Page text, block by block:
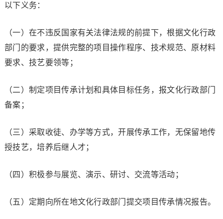
以下义务：
（一）在不违反国家有关法律法规的前提下，根据文化行政
部门的要求，提供完整的项目操作程序、技术规范、原材料
要求、技艺要领等；
（二）制定项目传承计划和具体目标任务，报文化行政部门
备案；
（三）采取收徒、办学等方式，开展传承工作，无保留地传
授技艺，培养后继人才；
（四）积极参与展览、演示、研讨、交流等活动；
（五）定期向所在地文化行政部门提交项目传承情况报告。